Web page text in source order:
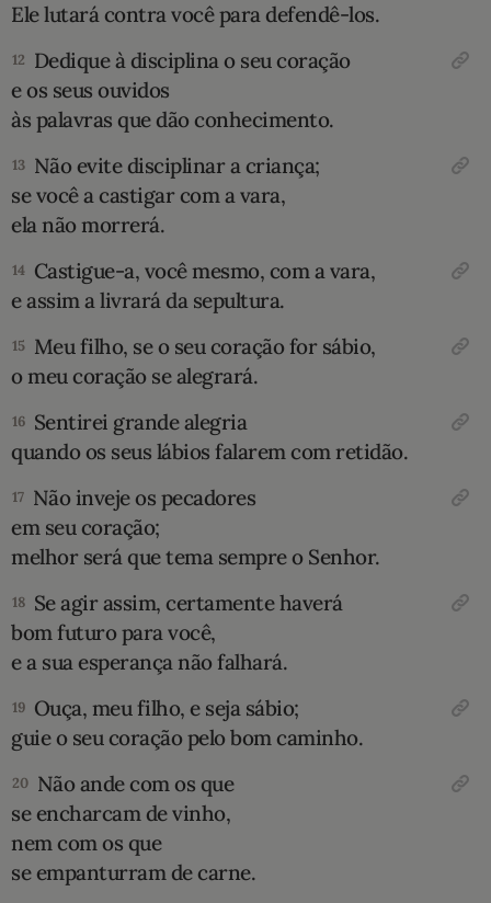
Ele lutará contra você para defendê-los.
12 Dedique à disciplina o seu coração
e os seus ouvidos
às palavras que dão conhecimento.
13 Não evite disciplinar a criança;
se você a castigar com a vara,
ela não morrerá.
14 Castigue-a, você mesmo, com a vara,
e assim a livrará da sepultura.
15 Meu filho, se o seu coração for sábio,
o meu coração se alegrará.
16 Sentirei grande alegria
quando os seus lábios falarem com retidão.
17 Não inveje os pecadores
em seu coração;
melhor será que tema sempre o Senhor.
18 Se agir assim, certamente haverá
bom futuro para você,
e a sua esperança não falhará.
19 Ouça, meu filho, e seja sábio;
guie o seu coração pelo bom caminho.
20 Não ande com os que
se encharcam de vinho,
nem com os que
se empanturram de carne.